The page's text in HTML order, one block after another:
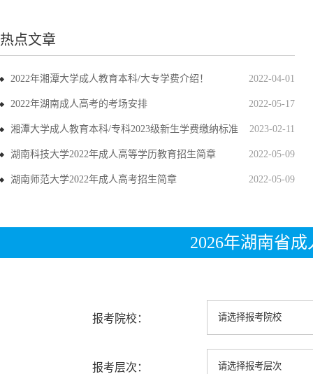
热点文章
2022-04-01
2022年湘潭大学成人教育本科/大专学费介绍！
2022-05-17
2022年湖南成人高考的考场安排
2023-02-11
湘潭大学成人教育本科/专科2023级新生学费缴纳标准
2022-05-09
湖南科技大学2022年成人高等学历教育招生简章
2022-05-09
湖南师范大学2022年成人高考招生简章
2026年湖南省
报考院校：
报考层次：